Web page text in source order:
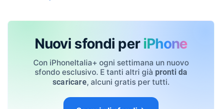
Nuovi sfondi per iPhone
Con iPhoneItalia+ ogni settimana un nuovo
sfondo esclusivo. E tanti altri già pronti da
scaricare, alcuni gratis per tutti.